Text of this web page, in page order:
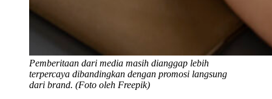
Pemberitaan dari media masih dianggap lebih
terpercaya dibandingkan dengan promosi langsung
dari brand. (Foto oleh Freepik)